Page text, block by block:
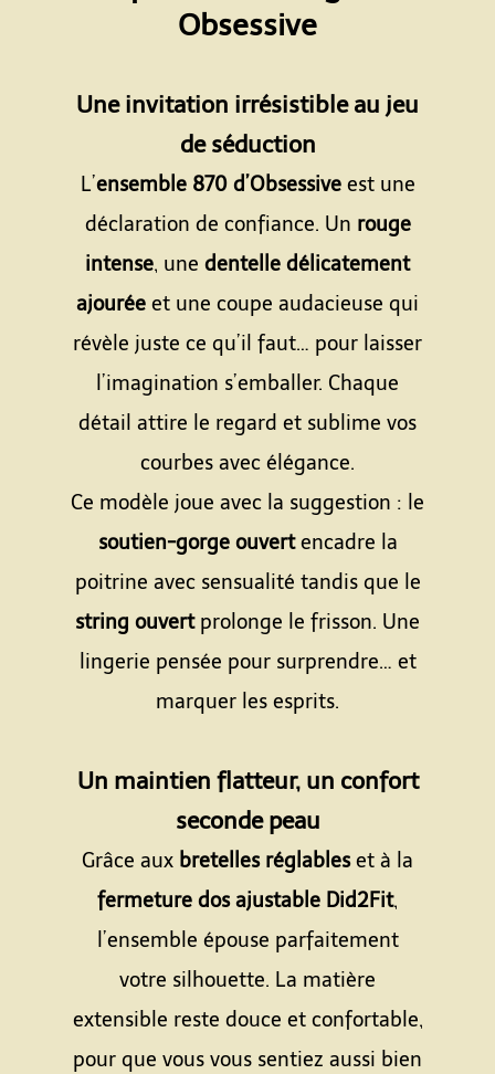
Obsessive
Une invitation irrésistible au jeu
de séduction
L’ensemble 870 d’Obsessiveest une
déclaration de confiance. Un rouge
intense, une dentelle délicatement
ajourée et une coupe audacieuse qui
révèle juste ce qu’il faut… pour laisser
l’imagination s’emballer. Chaque
détail attire le regard et sublime vos
courbes avec élégance.
Ce modèle joue avec la suggestion : le
soutien-gorge ouvertencadre la
poitrine avec sensualité tandis que le
string ouvertprolonge le frisson. Une
lingerie pensée pour surprendre… et
marquer les esprits.
Un maintien flatteur, un confort
seconde peau
Grâce aux bretelles réglableset à la
fermeture dos ajustable Did2Fit,
l’ensemble épouse parfaitement
votre silhouette. La matière
extensible reste douce et confortable,
pour que vous vous sentiez aussi bien